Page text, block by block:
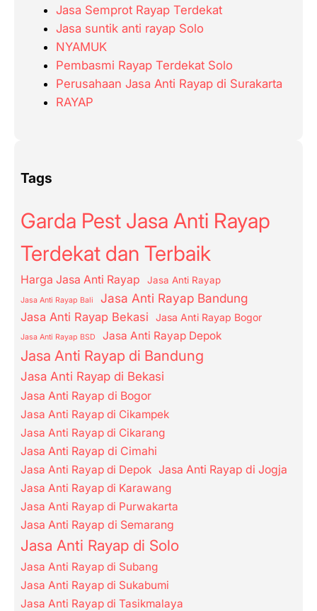
Jasa Semprot Rayap Terdekat
Jasa suntik anti rayap Solo
NYAMUK
Pembasmi Rayap Terdekat Solo
Perusahaan Jasa Anti Rayap di Surakarta
RAYAP
Tags
Garda Pest Jasa Anti Rayap
Terdekat dan Terbaik
Harga Jasa Anti Rayap Jasa Anti Rayap
Jasa Anti Rayap Bali Jasa Anti Rayap Bandung
Jasa Anti Rayap Bekasi Jasa Anti Rayap Bogor
Jasa Anti Rayap BSD Jasa Anti Rayap Depok
Jasa Anti Rayap di Bandung
Jasa Anti Rayap di Bekasi
Jasa Anti Rayap di Bogor
Jasa Anti Rayap di Cikampek
Jasa Anti Rayap di Cikarang
Jasa Anti Rayap di Cimahi
Jasa Anti Rayap di Depok Jasa Anti Rayap di Jogja
Jasa Anti Rayap di Karawang
Jasa Anti Rayap di Purwakarta
Jasa Anti Rayap di Semarang
Jasa Anti Rayap di Solo
Jasa Anti Rayap di Subang
Jasa Anti Rayap di Sukabumi
Jasa Anti Rayap di Tasikmalaya